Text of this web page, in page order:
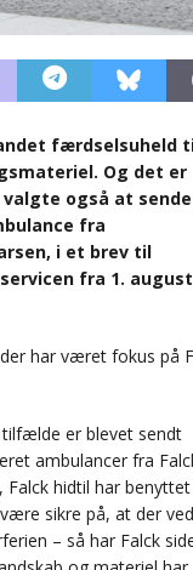
færdselsuheld
Og det er
også at
fra
i et brev til
fra 1.
har været fokus på
tilfælde er blevet sendt
ambulancer fra
hidtil har benyttet
sikre på, at der
– så har Falck